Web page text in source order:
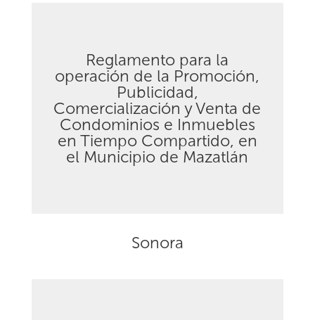
Reglamento para la
operación de la Promoción,
Publicidad,
Comercialización y Venta de
Condominios e Inmuebles
en Tiempo Compartido, en
el Municipio de Mazatlán
Descargar
Sonora